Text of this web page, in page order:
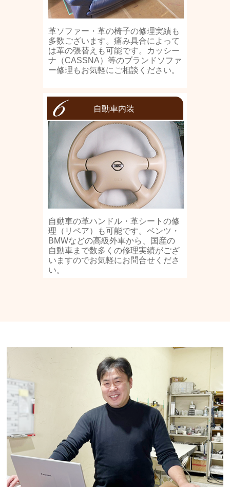
革ソファー・革の椅子の修理実績も
多数ございます。痛み具合によって
は革の張替えも可能です。カッシー
ナ（CASSNA）等のブランドソファ
ー修理もお気軽にご相談ください。
自動車内装
自動車の革ハンドル・革シートの修
理（リペア）も可能です。ベンツ・
BMWなどの高級外車から、国産の
自動車まで数多くの修理実績がござ
いますのでお気軽にお問合せくださ
い。